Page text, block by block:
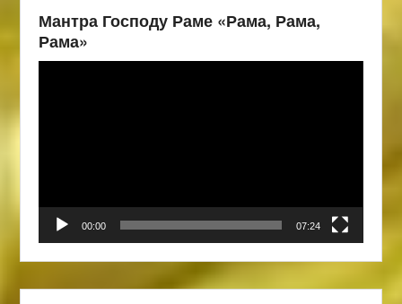
Мантра Господу Раме «Рама, Рама,
Рама»
00:00 07:24